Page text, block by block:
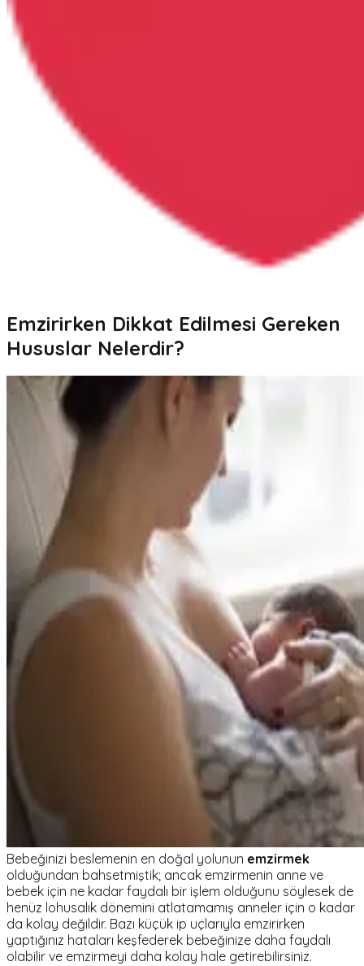
Emzirirken Dikkat Edilmesi Gereken
Hususlar Nelerdir?
Bebeğinizi beslemenin en doğal yolunun emzirmek
olduğundan bahsetmiştik; ancak emzirmenin anne ve
bebek için ne kadar faydalı bir işlem olduğunu söylesek de
henüz lohusalık dönemini atlatamamış anneler için o kadar
da kolay değildir. Bazı küçük ip uçlarıyla emzirirken
yaptığınız hataları keşfederek bebeğinize daha faydalı
olabilir ve emzirmeyi daha kolay hale getirebilirsiniz.